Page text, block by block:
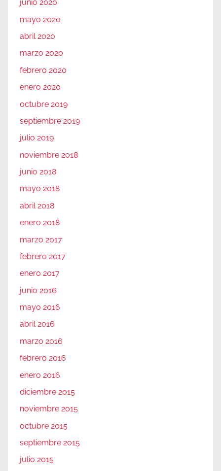
junio 2020
mayo 2020
abril 2020
marzo 2020
febrero 2020
enero 2020
octubre 2019
septiembre 2019
julio 2019
noviembre 2018
junio 2018
mayo 2018
abril 2018
enero 2018
marzo 2017
febrero 2017
enero 2017
junio 2016
mayo 2016
abril 2016
marzo 2016
febrero 2016
enero 2016
diciembre 2015
noviembre 2015
octubre 2015
septiembre 2015
julio 2015